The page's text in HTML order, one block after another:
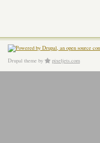
Drupal theme by pixeljets.com